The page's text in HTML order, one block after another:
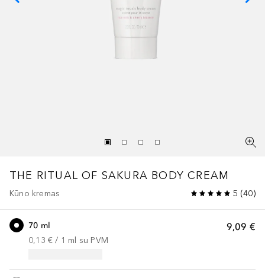
THE RITUAL OF SAKURA BODY CREAM
Kūno kremas 5 (40)
9,09 €
70 ml
0,13 € / 1 ml su PVM